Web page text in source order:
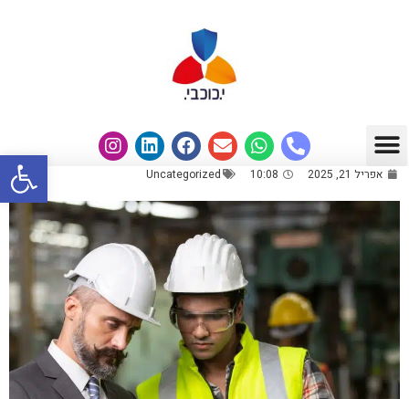
אפריל 21, 2025 10:08
Uncategorized